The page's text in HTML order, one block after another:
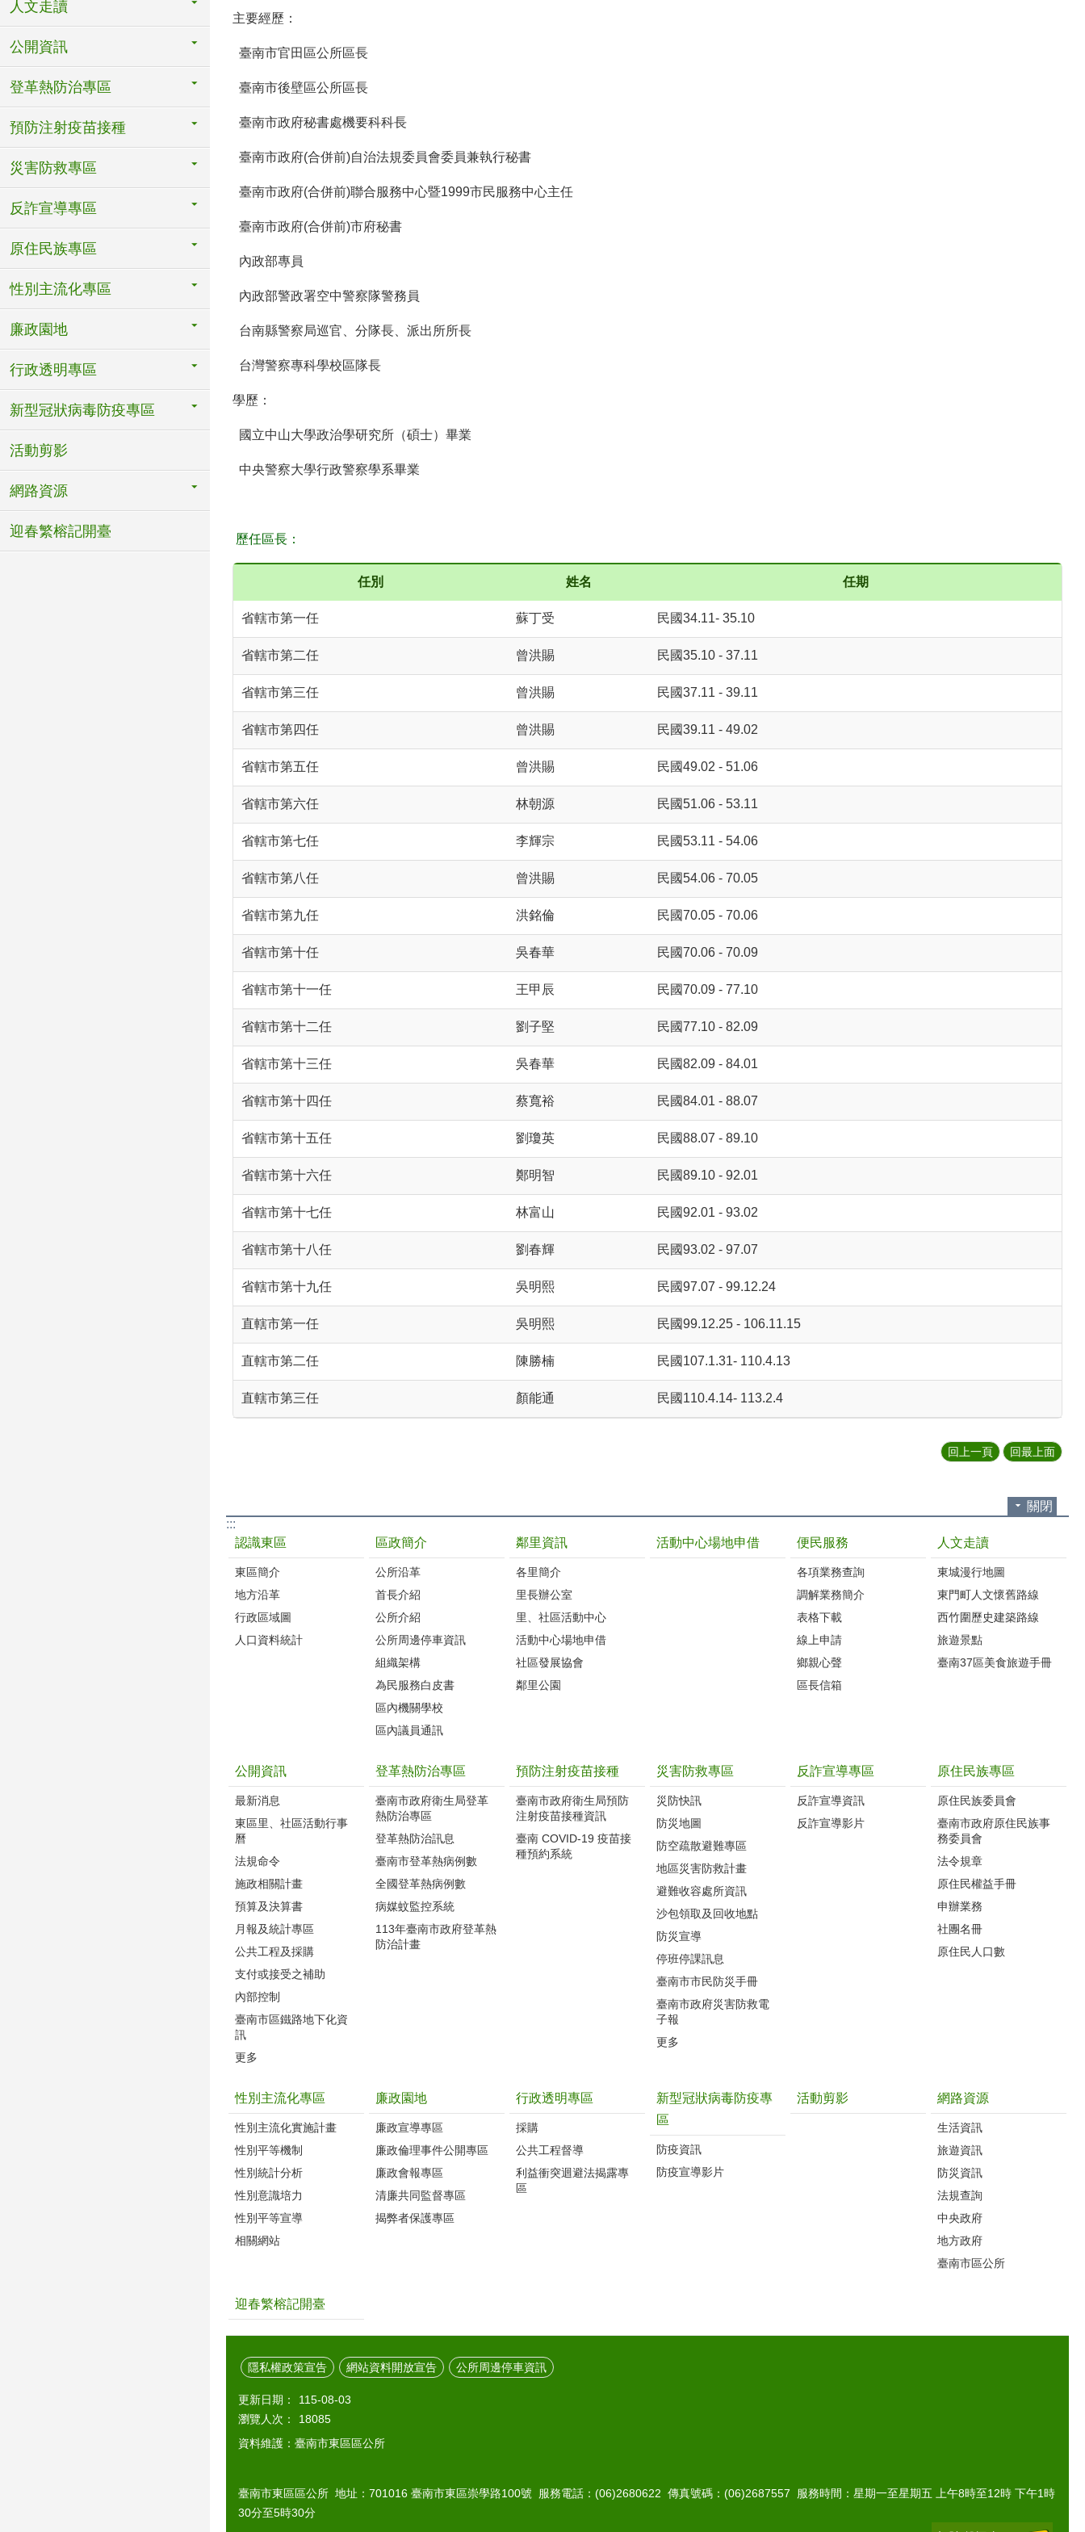
人文走讀
公開資訊
登革熱防治專區
預防注射疫苗接種
災害防救專區
反詐宣導專區
原住民族專區
性別主流化專區
廉政園地
行政透明專區
新型冠狀病毒防疫專區
活動剪影
網路資源
迎春繁榕記開臺
主要經歷：
臺南市官田區公所區長
臺南市後壁區公所區長
臺南市政府秘書處機要科科長
臺南市政府(合併前)自治法規委員會委員兼執行秘書
臺南市政府(合併前)聯合服務中心暨1999市民服務中心主任
臺南市政府(合併前)市府秘書
內政部專員
內政部警政署空中警察隊警務員
台南縣警察局巡官、分隊長、派出所所長
台灣警察專科學校區隊長
學歷：
國立中山大學政治學研究所（碩士）畢業
中央警察大學行政警察學系畢業
歷任區長：
任別 姓名 任期
省轄市第一任 蘇丁受 民國34.11- 35.10
省轄市第二任 曾洪賜 民國35.10 - 37.11
省轄市第三任 曾洪賜 民國37.11 - 39.11
省轄市第四任 曾洪賜 民國39.11 - 49.02
省轄市第五任 曾洪賜 民國49.02 - 51.06
省轄市第六任 林朝源 民國51.06 - 53.11
省轄市第七任 李輝宗 民國53.11 - 54.06
省轄市第八任 曾洪賜 民國54.06 - 70.05
省轄市第九任 洪銘倫 民國70.05 - 70.06
省轄市第十任 吳春華 民國70.06 - 70.09
省轄市第十一任 王甲辰 民國70.09 - 77.10
省轄市第十二任 劉子堅 民國77.10 - 82.09
省轄市第十三任 吳春華 民國82.09 - 84.01
省轄市第十四任 蔡寬裕 民國84.01 - 88.07
省轄市第十五任 劉瓊英 民國88.07 - 89.10
省轄市第十六任 鄭明智 民國89.10 - 92.01
省轄市第十七任 林富山 民國92.01 - 93.02
省轄市第十八任 劉春輝 民國93.02 - 97.07
省轄市第十九任 吳明熙 民國97.07 - 99.12.24
直轄市第一任 吳明熙 民國99.12.25 - 106.11.15
直轄市第二任 陳勝楠 民國107.1.31- 110.4.13
直轄市第三任 顏能通 民國110.4.14- 113.2.4
回上一頁 回最上面
關閉
:::
認識東區
東區簡介
地方沿革
行政區域圖
人口資料統計
區政簡介
公所沿革
首長介紹
公所介紹
公所周邊停車資訊
組織架構
為民服務白皮書
區內機關學校
區內議員通訊
鄰里資訊
各里簡介
里長辦公室
里、社區活動中心
活動中心場地申借
社區發展協會
鄰里公園
活動中心場地申借 便民服務
各項業務查詢
調解業務簡介
表格下載
線上申請
鄉親心聲
區長信箱
人文走讀
東城漫行地圖
東門町人文懷舊路線
西竹圍歷史建築路線
旅遊景點
臺南37區美食旅遊手冊
公開資訊
最新消息
東區里、社區活動行事
曆
法規命令
施政相關計畫
預算及決算書
月報及統計專區
公共工程及採購
支付或接受之補助
內部控制
臺南市區鐵路地下化資
訊
更多
登革熱防治專區
臺南市政府衛生局登革
熱防治專區
登革熱防治訊息
臺南市登革熱病例數
全國登革熱病例數
病媒蚊監控系統
113年臺南市政府登革熱
防治計畫
預防注射疫苗接種
臺南市政府衛生局預防
注射疫苗接種資訊
臺南 COVID-19 疫苗接
種預約系統
災害防救專區
災防快訊
防災地圖
防空疏散避難專區
地區災害防救計畫
避難收容處所資訊
沙包領取及回收地點
防災宣導
停班停課訊息
臺南市市民防災手冊
臺南市政府災害防救電
子報
更多
反詐宣導專區
反詐宣導資訊
反詐宣導影片
原住民族專區
原住民族委員會
臺南市政府原住民族事
務委員會
法令規章
原住民權益手冊
申辦業務
社團名冊
原住民人口數
性別主流化專區
性別主流化實施計畫
性別平等機制
性別統計分析
性別意識培力
性別平等宣導
相關網站
廉政園地
廉政宣導專區
廉政倫理事件公開專區
廉政會報專區
清廉共同監督專區
揭弊者保護專區
行政透明專區
採購
公共工程督導
利益衝突迴避法揭露專
區
新型冠狀病毒防疫專
區
防疫資訊
防疫宣導影片
活動剪影 網路資源
生活資訊
旅遊資訊
防災資訊
法規查詢
中央政府
地方政府
臺南市區公所
迎春繁榕記開臺
隱私權政策宣告 網站資料開放宣告 公所周邊停車資訊
更新日期：
115-08-03
瀏覽人次：
18085
資料維護：臺南市東區區公所
臺南市東區區公所 地址：701016 臺南市東區崇學路100號 服務電話：(06)2680622 傳真號碼：(06)2687557 服務時間：星期一至星期五 上午8時至12時 下午1時
30分至5時30分